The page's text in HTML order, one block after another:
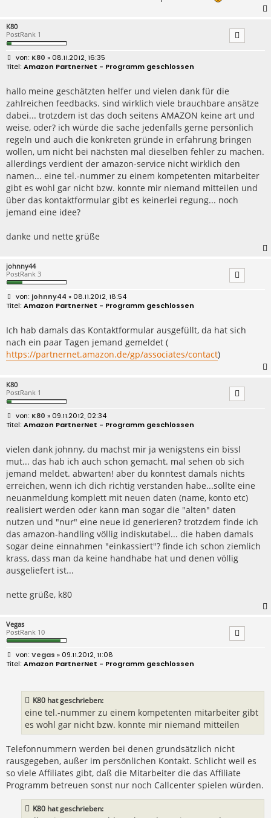
K80
PostRank 1
B
e
r
a
g
K80 » 08.11.2012, 16:35
Amazon PartnerNet - Programm geschlossen
hallo meine geschätzten helfer und vielen dank für die
zahlreichen feedbacks. sind wirklich viele brauchbare ansätze
dabei... trotzdem ist das doch seitens AMAZON keine art und
weise, oder? ich würde die sache jedenfalls gerne persönlich
regeln und auch die konkreten gründe in erfahrung bringen
wollen, um nicht bei nächsten mal dieselben fehler zu machen.
allerdings verdient der amazon-service nicht wirklich den
namen... eine tel.-nummer zu einem kompetenten mitarbeiter
gibt es wohl gar nicht bzw. konnte mir niemand mitteilen und
über das kontaktformular gibt es keinerlei regung... noch
jemand eine idee?
danke und nette grüße
johnny44
PostRank 3
B
e
r
a
g
johnny44 » 08.11.2012, 18:54
Amazon PartnerNet - Programm geschlossen
Ich hab damals das Kontaktformular ausgefüllt, da hat sich
nach ein paar Tagen jemand gemeldet (
https://partnernet.amazon.de/gp/associates/contact)
K80
PostRank 1
B
e
r
a
g
K80 » 09.11.2012, 02:34
Amazon PartnerNet - Programm geschlossen
vielen dank johnny, du machst mir ja wenigstens ein bissl
mut... das hab ich auch schon gemacht. mal sehen ob sich
jemand meldet. abwarten! aber du konntest damals nichts
erreichen, wenn ich dich richtig verstanden habe...sollte eine
neuanmeldung komplett mit neuen daten (name, konto etc)
realisiert werden oder kann man sogar die "alten" daten
nutzen und "nur" eine neue id generieren? trotzdem finde ich
das amazon-handling völlig indiskutabel... die haben damals
sogar deine einnahmen "einkassiert"? finde ich schon ziemlich
krass, dass man da keine handhabe hat und denen völlig
ausgeliefert ist...
nette grüße, k80
Vegas
PostRank 10
B
e
Vegas » 09.11.2012, 11:08
Amazon PartnerNet - Programm geschlossen
K80 hat geschrieben:
eine tel.-nummer zu einem kompetenten mitarbeiter gibt
es wohl gar nicht bzw. konnte mir niemand mitteilen
Telefonnummern werden bei denen grundsätzlich nicht
rausgegeben, außer im persönlichen Kontakt. Schlicht weil es
so viele Affiliates gibt, daß die Mitarbeiter die das Affiliate
Programm betreuen sonst nur noch Callcenter spielen würden.
K80 hat geschrieben: